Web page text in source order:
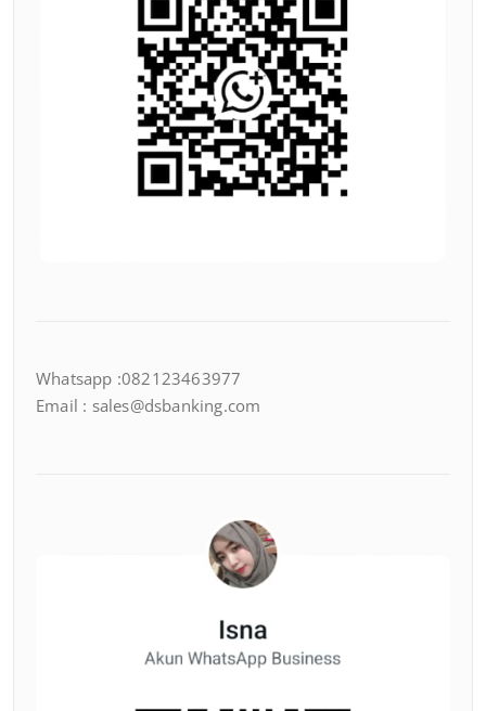
Whatsapp :082123463977
Email : sales@dsbanking.com